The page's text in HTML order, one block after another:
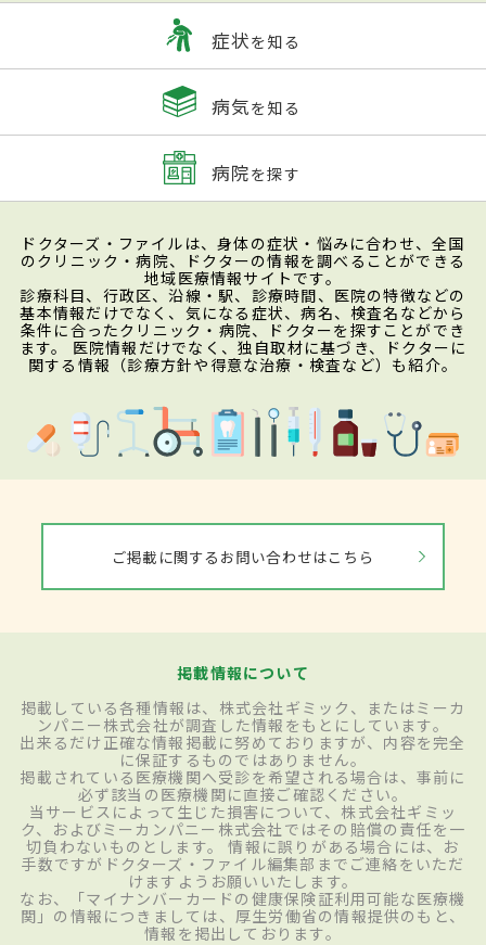
症状を知る
病気を知る
病院を探す
ドクターズ・ファイルは、身体の症状・悩みに合わせ、全国
のクリニック・病院、ドクターの情報を調べることができる
地域医療情報サイトです。
診療科目、行政区、沿線・駅、診療時間、医院の特徴などの
基本情報だけでなく、気になる症状、病名、検査名などから
条件に合ったクリニック・病院、ドクターを探すことができ
ます。 医院情報だけでなく、独自取材に基づき、ドクターに
関する情報（診療方針や得意な治療・検査など）も紹介。
ご掲載に関するお問い合わせはこちら
掲載情報について
掲載している各種情報は、株式会社ギミック、またはミーカ
ンパニー株式会社が調査した情報をもとにしています。
出来るだけ正確な情報掲載に努めておりますが、内容を完全
に保証するものではありません。
掲載されている医療機関へ受診を希望される場合は、事前に
必ず該当の医療機関に直接ご確認ください。
当サービスによって生じた損害について、株式会社ギミッ
ク、およびミーカンパニー株式会社ではその賠償の責任を一
切負わないものとします。 情報に誤りがある場合には、お
手数ですがドクターズ・ファイル編集部までご連絡をいただ
けますようお願いいたします。
なお、「マイナンバーカードの健康保険証利用可能な医療機
関」の情報につきましては、厚生労働省の情報提供のもと、
情報を掲出しております。